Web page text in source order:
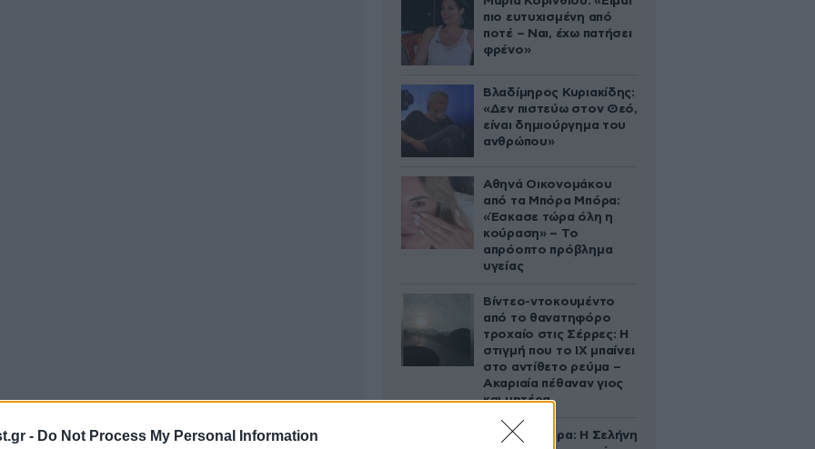
- Do Not Process My Personal Information
πιο ευτυχισμένη από
ποτέ – Ναι, έχω πατήσει
φρένο»
Βλαδίμηρος Κυριακίδης:
«Δεν πιστεύω στον Θεό,
είναι δημιούργημα του
ανθρώπου»
Αθηνά Οικονομάκου
από τα Μπόρα Μπόρα:
«Έσκασε τώρα όλη η
κούραση» – Το
απρόοπτο πρόβλημα
υγείας
Βίντεο-ντοκουμέντο
από το θανατηφόρο
τροχαίο στις Σέρρες: Η
στιγμή που το ΙΧ μπαίνει
στο αντίθετο ρεύμα –
Ακαριαία πέθαναν γιος
και μητέρα
Ζώδια σήμερα: Η Σελήνη